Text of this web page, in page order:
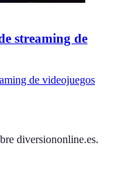
streaming de
de videojuegos
diversiononline.es.